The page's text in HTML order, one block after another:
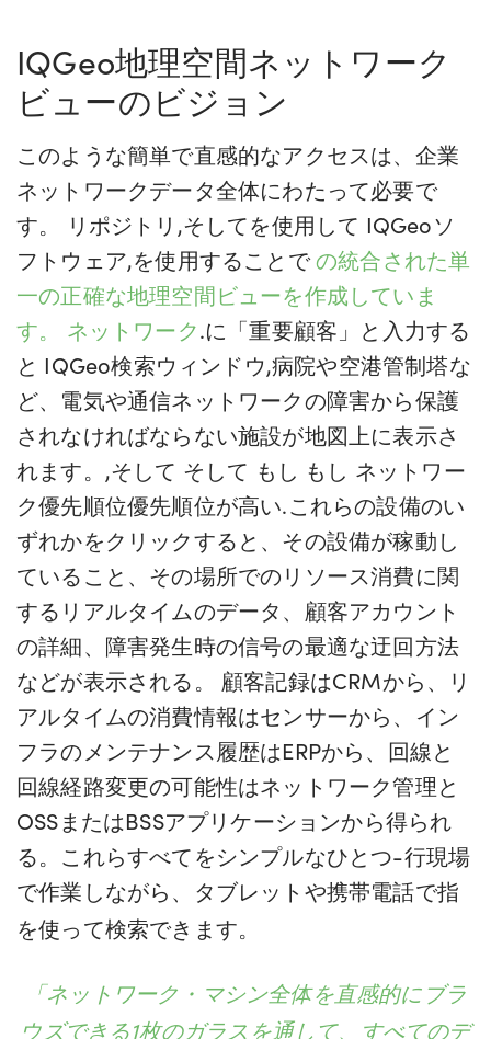
IQGeo地理空間ネットワーク
ビューのビジョン
このような簡単で直感的なアクセスは、企業
ネットワークデータ全体にわたって必要で
す。
リポジトリ ,そしてを使用して IQGeoソ
フトウェア,を使用することでの統合された単
一の正確な地理空間ビューを作成していま
す。
ネットワーク.に「重要顧客」と入力する
と IQGeo検索ウィンドウ,病院や空港管制塔な
ど、電気や通信ネットワークの障害から保護
されなければならない施設が地図上に表示さ
れます。 ,そして そして もし もし ネットワー
ク優先順位優先順位が高い.これらの設備のい
ずれかをクリックすると、その設備が稼動し
ていること、その場所でのリソース消費に関
するリアルタイムのデータ、顧客アカウント
の詳細、障害発生時の信号の最適な迂回方法
などが表示される。 顧客記録はCRMから、リ
アルタイムの消費情報はセンサーから、イン
フラのメンテナンス履歴はERPから、回線と
回線経路変更の可能性はネットワーク管理と
OSSまたはBSSアプリケーションから得られ
る。これらすべてをシンプルなひとつ-行現場
で作業しながら、タブレットや携帯電話で指
を使って検索できます。
「ネットワーク・マシン全体を直感的にブラ
ウズできる1枚のガラスを通して、すべてのデ